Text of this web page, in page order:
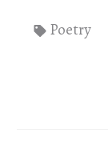
Poetry